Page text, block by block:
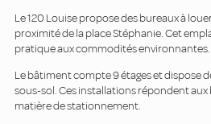
Le 120 Louise propose des bureaux à
proximité de la place Stéphanie. Cet
pratique aux commodités environnantes.
Le bâtiment compte 9 étages et dispose
sous-sol. Ces installations répondent
matière de stationnement.